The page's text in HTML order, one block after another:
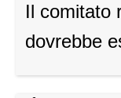
Il comitato
dovrebbe